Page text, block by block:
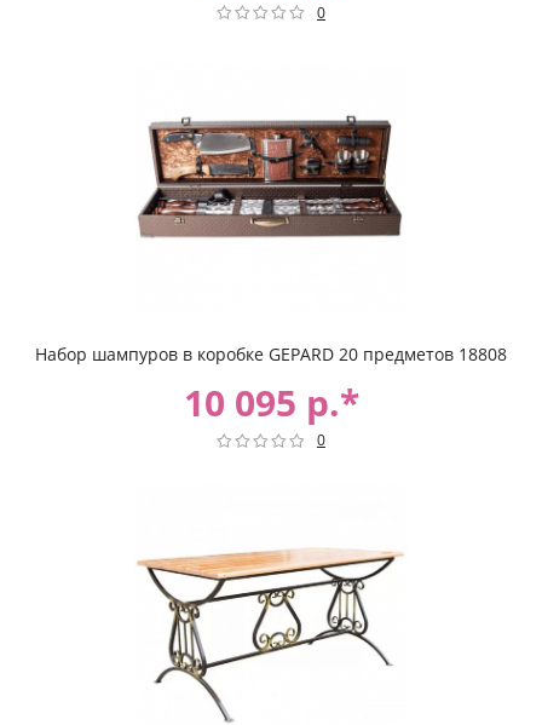
0
Набор шампуров в коробке GEPARD 20 предметов 18808
10 095 р.*
0